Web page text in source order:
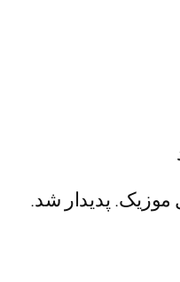
موزیک. پدیدار شد.